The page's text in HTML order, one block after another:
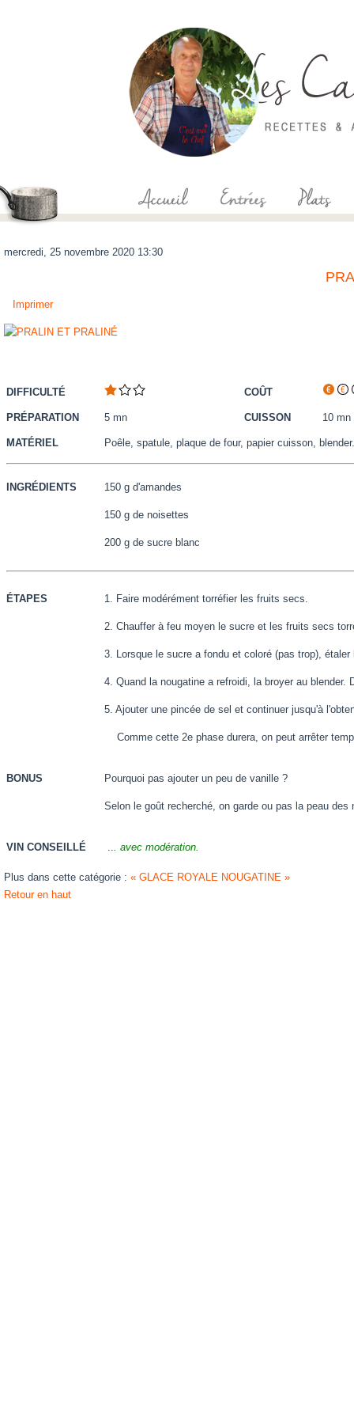
mercredi, 25 novembre 2020 13:30
Imprimer
DIFFICULTÉ COÛT
PRÉPARATION 5 mn CUISSON 10 mn
MATÉRIEL Poêle, spatule, plaque de four, papier cuisson, blender.
INGRÉDIENTS 150 g d'amandes
150 g de noisettes
200 g de sucre blanc
ÉTAPES 1. Faire modérément torréfier les fruits secs.
2. Chauffer à feu moyen le sucre et les fruits secs
3. Lorsque le sucre a fondu et coloré (pas trop),
4. Quand la nougatine a refroidi, la broyer au
5. Ajouter une pincée de sel et continuer jusqu'à
Comme cette 2e phase durera, on peut arrêter
BONUS Pourquoi pas ajouter un peu de vanille ?
Selon le goût recherché, on garde ou pas la peau des
VIN CONSEILLÉ ... avec modération.
Plus dans cette catégorie : « GLACE ROYALE NOUGATINE »
Retour en haut